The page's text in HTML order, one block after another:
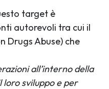
target è
autorevoli tra cui il
Drugs Abuse) che
all’interno della
sviluppo e per